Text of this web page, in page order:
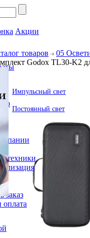
Акции
заказ
оплата
товаров
05
Godox TL30-K2
Импульсный свет
Постоянный свет